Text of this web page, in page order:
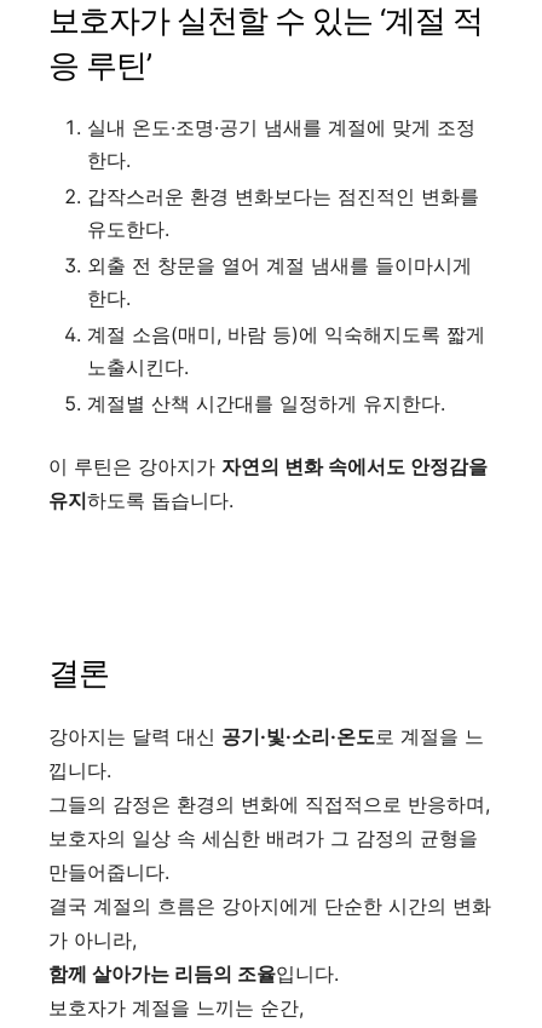
보호자가 실천할 수 있는 ‘계절 적
응 루틴’
실내 온도·조명·공기 냄새를 계절에 맞게 조정
한다.
갑작스러운 환경 변화보다는 점진적인 변화를
유도한다.
외출 전 창문을 열어 계절 냄새를 들이마시게
한다.
계절 소음(매미, 바람 등)에 익숙해지도록 짧게
노출시킨다.
계절별 산책 시간대를 일정하게 유지한다.
이 루틴은 강아지가 자연의 변화 속에서도 안정감을
유지하도록 돕습니다.
결론
강아지는 달력 대신 공기·빛·소리·온도로 계절을 느
낍니다.
그들의 감정은 환경의 변화에 직접적으로 반응하며,
보호자의 일상 속 세심한 배려가 그 감정의 균형을
만들어줍니다.
결국 계절의 흐름은 강아지에게 단순한 시간의 변화
가 아니라,
함께 살아가는 리듬의 조율입니다.
보호자가 계절을 느끼는 순간,